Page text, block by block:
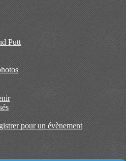
Putt
pour un évènement